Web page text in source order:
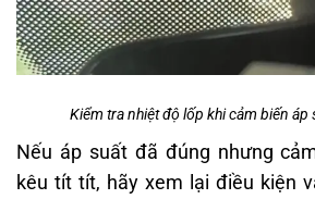
Kiểm tra nhiệt độ lốp khi cảm biến áp
Nếu áp suất đã đúng nhưng
kêu tít tít, hãy xem lại điều kiện